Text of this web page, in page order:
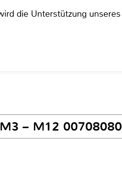
die Unterstützung unseres
– M12 00708080